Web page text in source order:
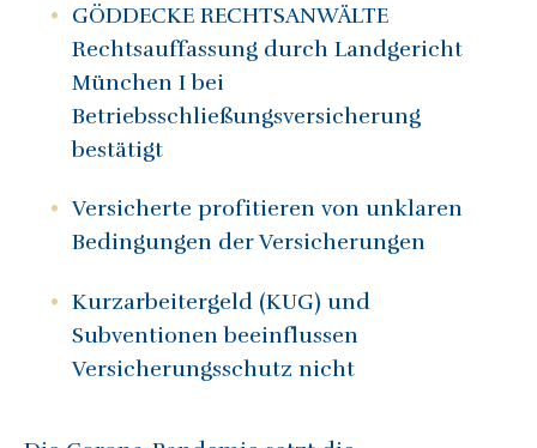
GÖDDECKE RECHTSANWÄLTE
Rechtsauffassung durch Landgericht
München I bei
Betriebsschließungsversicherung
bestätigt
Versicherte profitieren von unklaren
Bedingungen der Versicherungen
Kurzarbeitergeld (KUG) und
Subventionen beeinflussen
Versicherungsschutz nicht